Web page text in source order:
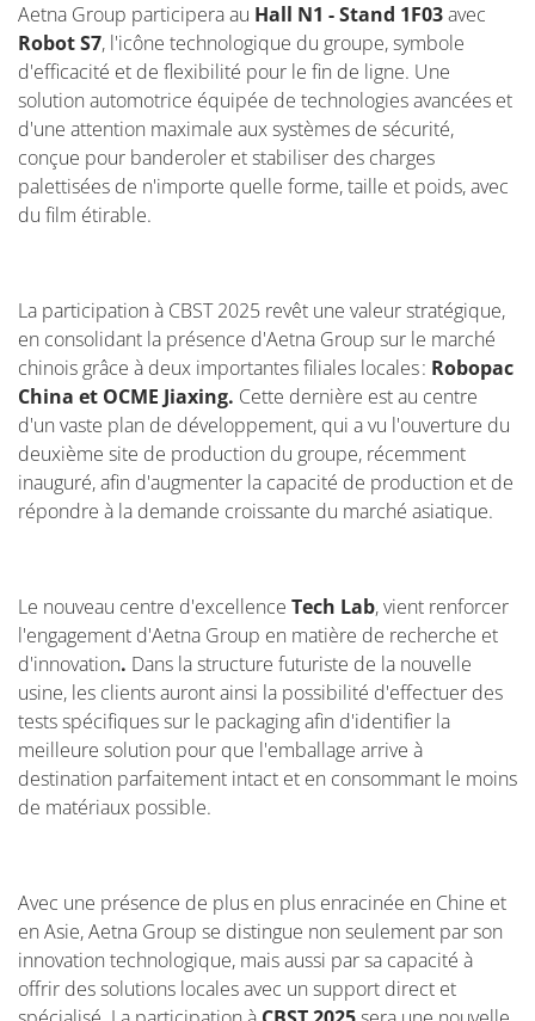
Aetna Group participera au Hall N1 - Stand 1F03avec
Robot S7, l'icône technologique du groupe, symbole
d'efficacité et de flexibilité pour le fin de ligne. Une
solution automotrice équipée de technologies avancées et
d'une attention maximale aux systèmes de sécurité,
conçue pour banderoler et stabiliser des charges
palettisées de n'importe quelle forme, taille et poids, avec
du film étirable.
La participation à CBST 2025 revêt une valeur stratégique,
en consolidant la présence d'Aetna Group sur le marché
chinois grâce à deux importantes filiales locales : Robopac
China et OCME Jiaxing. Cette dernière est au centre
d'un vaste plan de développement, qui a vu l'ouverture du
deuxième site de production du groupe, récemment
inauguré, afin d'augmenter la capacité de production et de
répondre à la demande croissante du marché asiatique.
Le nouveau centre d'excellence Tech Lab, vient renforcer
l'engagement d'Aetna Group en matière de recherche et
d'innovation. Dans la structure futuriste de la nouvelle
usine, les clients auront ainsi la possibilité d'effectuer des
tests spécifiques sur le packaging afin d'identifier la
meilleure solution pour que l'emballage arrive à
destination parfaitement intact et en consommant le moins
de matériaux possible.
Avec une présence de plus en plus enracinée en Chine et
en Asie, Aetna Group se distingue non seulement par son
innovation technologique, mais aussi par sa capacité à
offrir des solutions locales avec un support direct et